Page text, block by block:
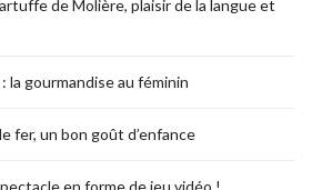
de Molière, plaisir de la langue et
la gourmandise au féminin
fer, un bon goût d’enfance
en forme de jeu vidéo !